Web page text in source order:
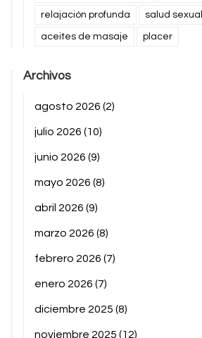
relajación profunda salud sexual
aceites de masaje placer
Archivos
agosto 2026 (2)
julio 2026 (10)
junio 2026 (9)
mayo 2026 (8)
abril 2026 (9)
marzo 2026 (8)
febrero 2026 (7)
enero 2026 (7)
diciembre 2025 (8)
noviembre 2025 (12)